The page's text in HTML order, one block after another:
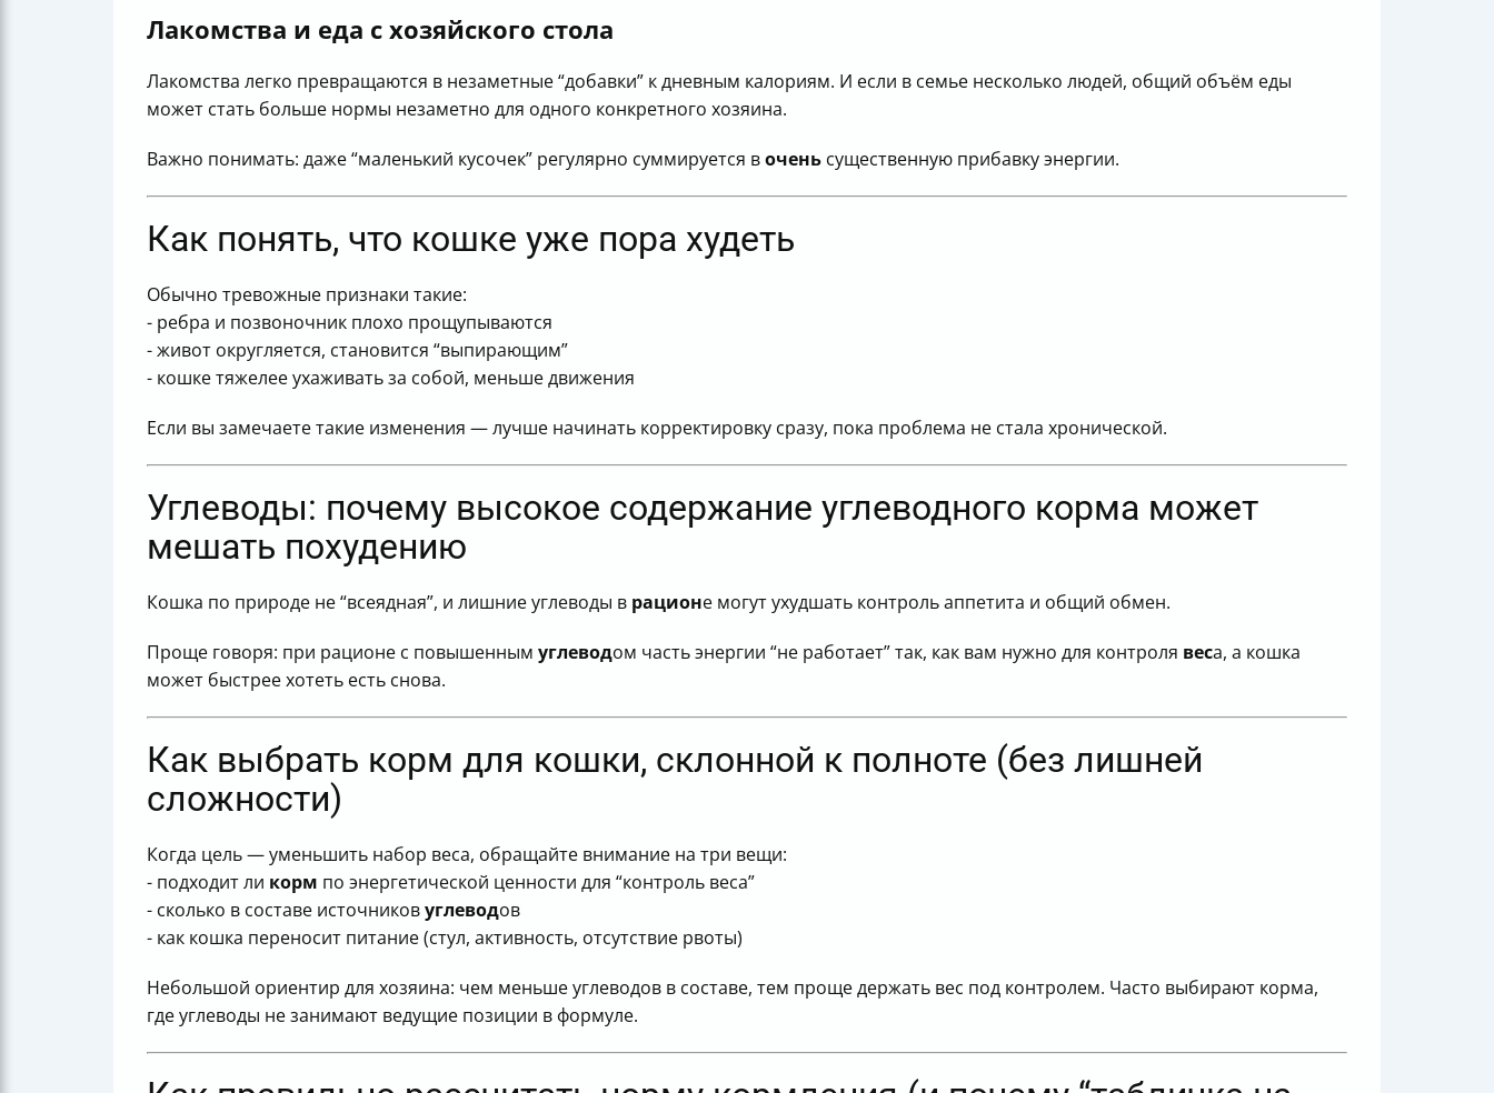
Лакомства и еда с хозяйского стола
Лакомства легко превращаются в незаметные “добавки” к дневным калориям. И если в семье несколько людей, общий объём еды
может стать больше нормы незаметно для одного конкретного хозяина.
Важно понимать: даже “маленький кусочек” регулярно суммируется вочень существенную прибавку энергии.
Как понять, что кошке уже пора худеть
Обычно тревожные признаки такие:
- ребра и позвоночник плохо прощупываются
- живот округляется, становится “выпирающим”
- кошке тяжелее ухаживать за собой, меньше движения
Если вы замечаете такие изменения — лучше начинать корректировку сразу, пока проблема не стала хронической.
Углеводы: почему высокое содержание углеводного корма может
мешать похудению
Кошка по природе не “всеядная”, и лишние углеводы в рационе могут ухудшать контроль аппетита и общий обмен.
Проще говоря: при рационе с повышенным углеводом часть энергии “не работает” так, как вам нужно для контроля веса, а кошка
может быстрее хотеть есть снова.
Как выбрать корм для кошки, склонной к полноте (без лишней
сложности)
Когда цель — уменьшить набор веса, обращайте внимание на три вещи:
- подходит ли корм по энергетической ценности для “контроль веса”
- сколько в составе источниковуглеводов
- как кошка переносит питание (стул, активность, отсутствие рвоты)
Небольшой ориентир для хозяина: чем меньше углеводов в составе, тем проще держать вес под контролем. Часто выбирают корма,
где углеводы не занимают ведущие позиции в формуле.